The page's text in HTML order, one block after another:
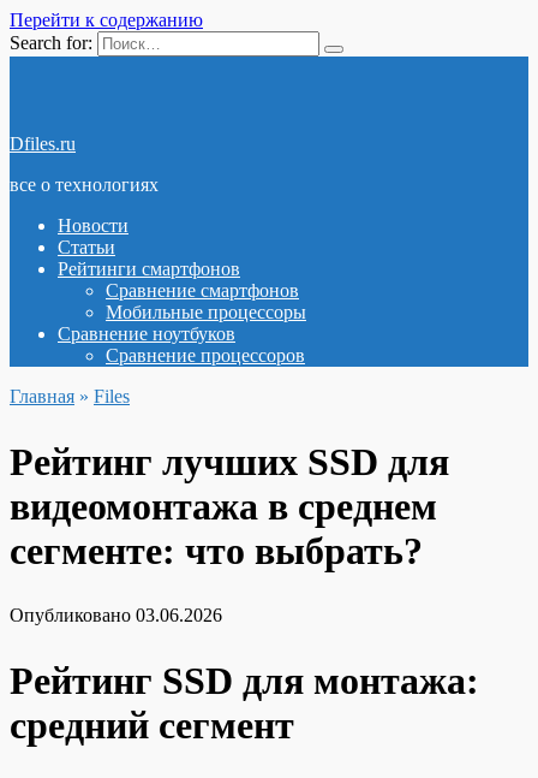
Перейти к содержанию
Search for:
Dfiles.ru
все о технологиях
Новости
Статьи
Рейтинги смартфонов
Сравнение смартфонов
Мобильные процессоры
Сравнение ноутбуков
Сравнение процессоров
Главная » Files
Рейтинг лучших SSD для
видеомонтажа в среднем
сегменте: что выбрать?
Опубликовано 03.06.2026
Рейтинг SSD для монтажа:
средний сегмент